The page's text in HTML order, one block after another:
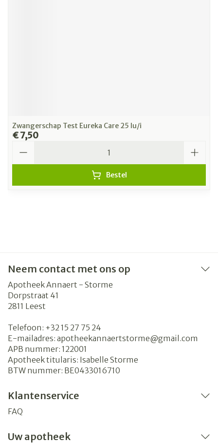
Zwangerschap Test Eureka Care 25 Iu/i
€ 7,50
Bestel
Neem contact met ons op
Apotheek Annaert - Storme
Dorpstraat 41
2811 Leest
Telefoon: +32 15 27 75 24
E-mailadres: apotheekannaertstorme@gmail.com
APB nummer: 122001
Apotheek titularis: Isabelle Storme
BTW nummer: BE0433016710
Klantenservice
FAQ
Uw apotheek